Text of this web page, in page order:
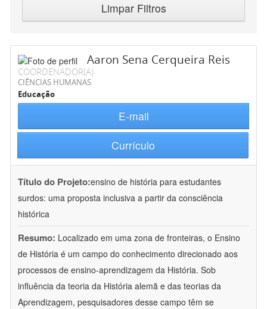
Limpar Filtros
Aaron Sena Cerqueira Reis
COORDENADOR(A)
CIÊNCIAS HUMANAS
Educação
E-mail
Currículo
Título do Projeto:ensino de história para estudantes
surdos: uma proposta inclusiva a partir da consciência
histórica
Resumo: Localizado em uma zona de fronteiras, o Ensino
de História é um campo do conhecimento direcionado aos
processos de ensino-aprendizagem da História. Sob
influência da teoria da História alemã e das teorias da
Aprendizagem, pesquisadores desse campo têm se